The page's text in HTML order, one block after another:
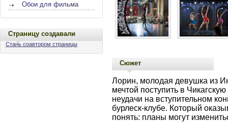
Обои для фильма
Страницу создавали
Стань соавтором страницы
Сюжет
Лорин, молодая девушка из
мечтой поступить в
неудачи на вступительном
бурлеск-клубе. Который
понять: планы могут